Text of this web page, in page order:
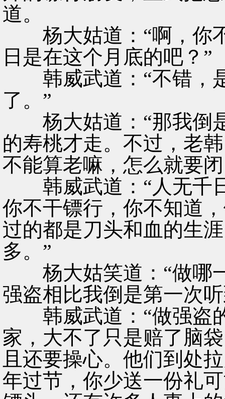
道。
杨大姑道：“啊，你
日是在这个月底的吧？”
韩威武道：“不错，
了。”
杨大姑道：“那我倒
的寿桃才走。不过，老
不能算老嘛，怎么就要
韩威武道：“人无千
你不干镖行，你不知道
过的都是刀头和血的生
多。”
杨大姑笑道：“做哪
强盗相比我倒是第一次
韩威武道：“做强盗
家，大不了只是赔了脑
且还要操心。他们到处
年过节，你少送一份礼